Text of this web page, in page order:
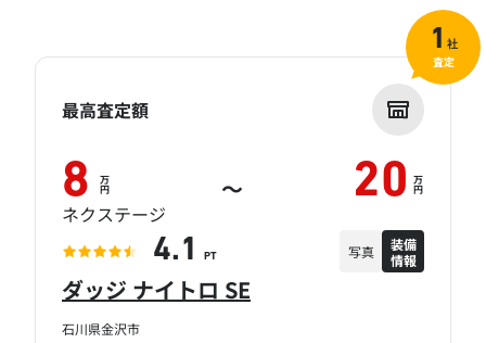
石川県金沢市
ダッジ ナイトロ SE
最高査定額
8 万
円 ～ 20 万
円
ネクステージ
4.1 PT 写真
装備
情報
1 社
査定